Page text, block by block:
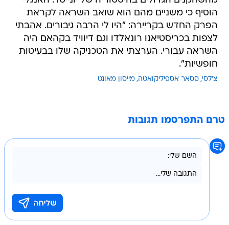
הוסיף כי משניים מהם הוא שואב השראה לקראת
הפרק החדש בקריירה: "היו לי הרבה גיבורים. אהבתי
לצפות בכריסטיאנו רונאלדו וגם דיוויד בקהאם היה
השראה עבורי. הערצתי את הטכניקה שלו בבעיטות
חופשיות".
צ'לסי ססאר אספיליקואטה מייסון מאונט
טרם התפרסמו תגובות